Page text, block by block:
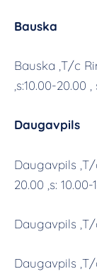
Bauska
Bauska ,T/c
,s:10.00-20.00
Daugavpils
Daugavpils ,T/
20.00 ,s: 10.00-
Daugavpils
Daugavpils